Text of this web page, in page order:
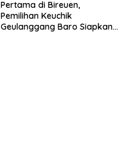
Pertama di Bireuen,
Pemilihan Keuchik
Geulanggang Baro Siapkan